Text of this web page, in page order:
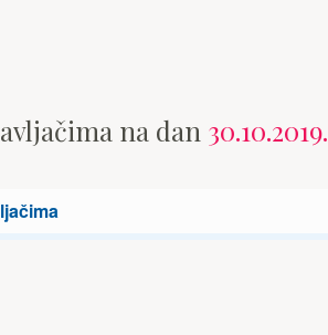
na dan 30.10.2019.